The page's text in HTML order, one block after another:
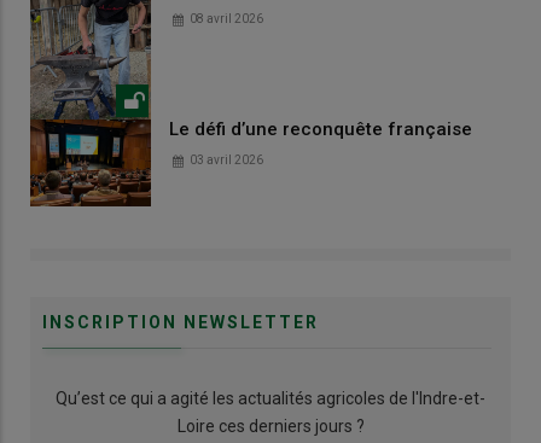
08 avril 2026
Le défi d’une reconquête française
03 avril 2026
INSCRIPTION NEWSLETTER
Qu’est ce qui a agité les actualités agricoles de l'Indre-et-
Loire ces derniers jours ?